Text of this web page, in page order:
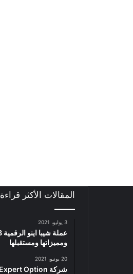
المقالات الأكثر قراءة
3 يوليو، 2021
ومميزاتها ومستقبلها
20 يونيو، 2021